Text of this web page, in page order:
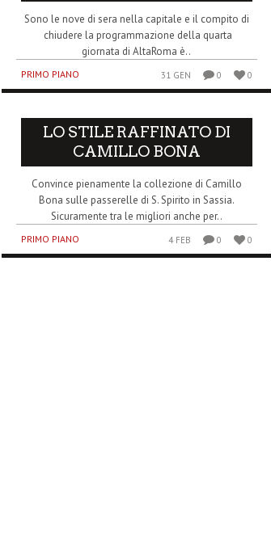
Sono le nove di sera nella capitale e il compito di
chiudere la programmazione della quarta
giornata di AltaRoma è..
PRIMO PIANO 31 GEN 0 0
LO STILE RAFFINATO DI
CAMILLO BONA
Convince pienamente la collezione di Camillo
Bona sulle passerelle di S. Spirito in Sassia.
Sicuramente tra le migliori anche per..
PRIMO PIANO 4 FEB 0 0